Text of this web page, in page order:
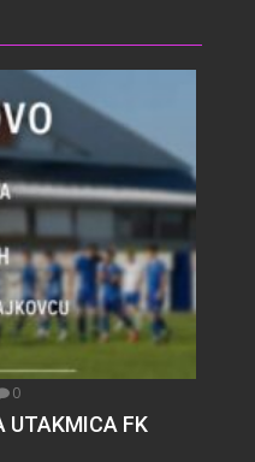
0
UTAKMICA FK